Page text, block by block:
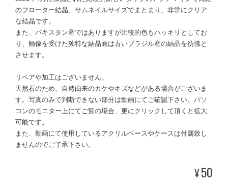
のフローター結晶、サムネイルサイズでまとまり、非常にクリア
な結晶です。
また、パキスタン産ではありますが比較的色もハッキリとしてお
り、蝕像を受けた独特な結晶面は古いブラジル産の結晶を彷彿と
させます。
リペアや加工はございません。
天然石のため、自然由来のカケやキズなどがある場合がございま
す。写真のみで判断できない部分は動画にてご確認下さい。パソ
コンのモニター上にてご覧の場合、更にクリックして頂くと拡大
可能です。
また、動画にて使用しているアクリルベースやケースは付属致し
ませんのでご了承下さい。
¥50